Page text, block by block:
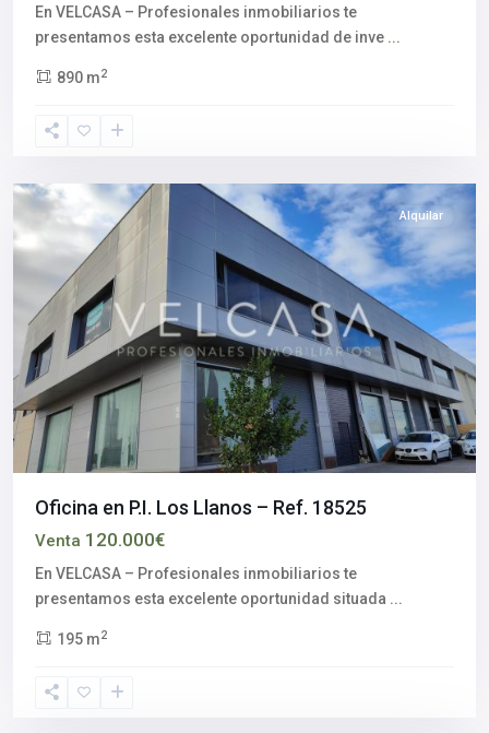
En VELCASA – Profesionales inmobiliarios te
presentamos esta excelente oportunidad de inve ...
890 m2
Aljarafe,
Sevilla
Alquilar
Oficina en P.I. Los Llanos – Ref. 18525
Venta 120.000€
En VELCASA – Profesionales inmobiliarios te
presentamos esta excelente oportunidad situada ...
195 m2
Aljarafe,
Sevilla